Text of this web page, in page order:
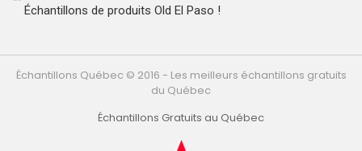
Échantillons de produits Old El Paso !
Échantillons Québec © 2016 - Les meilleurs échantillons gratuits
du Québec
Échantillons Gratuits au Québec